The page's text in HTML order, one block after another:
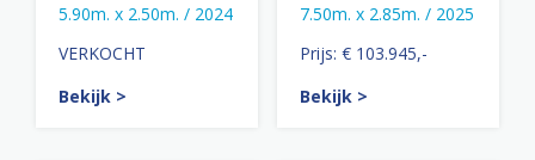
5.90m. x 2.50m. / 2024
VERKOCHT
Bekijk >
7.50m. x 2.85m. / 2025
Prijs: € 103.945,-
Bekijk >